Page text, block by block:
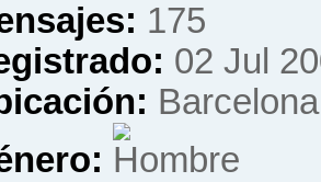
175
02 Jul
Barcelona